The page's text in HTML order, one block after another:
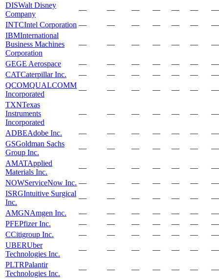
DISWalt Disney
Company
— — — — — —
—
INTCIntel Corporation — — — — — —
—
IBMInternational
Business Machines
Corporation
— — — — — — —
GEGE Aerospace — — — — — —
—
CATCaterpillar Inc. — — — — — —
—
QCOMQUALCOMM
Incorporated
— — — — — —
—
TXNTexas
Instruments
Incorporated
— — — — — — —
ADBEAdobe Inc. — — — — — —
—
GSGoldman Sachs
Group Inc.
— — — — — —
—
AMATApplied
Materials Inc.
— — — — — —
—
NOWServiceNow Inc. — — — — — —
—
ISRGIntuitive Surgical
Inc.
— — — — — —
—
AMGNAmgen Inc. — — — — — —
—
PFEPfizer Inc. — — — — — —
—
CCitigroup Inc. — — — — — —
—
UBERUber
Technologies Inc.
— — — — — —
—
PLTRPalantir
Technologies Inc.
— — — — — —
—